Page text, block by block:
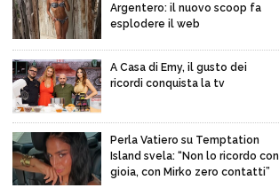
Argentero: il nuovo scoop fa
esplodere il web
A Casa di Emy, il gusto dei
ricordi conquista la tv
Perla Vatiero su Temptation
Island svela: “Non lo ricordo con
gioia, con Mirko zero contatti”